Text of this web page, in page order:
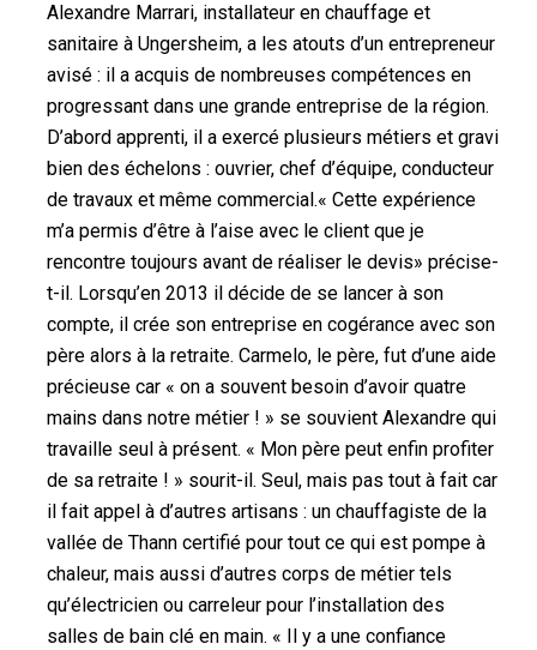
Alexandre Marrari, installateur en chauffage et
sanitaire à Ungersheim, a les atouts d’un entrepreneur
avisé : il a acquis de nombreuses compétences en
progressant dans une grande entreprise de la région.
D’abord apprenti, il a exercé plusieurs métiers et gravi
bien des échelons : ouvrier, chef d’équipe, conducteur
de travaux et même commercial.« Cette expérience
m’a permis d’être à l’aise avec le client que je
rencontre toujours avant de réaliser le devis» précise-
t-il. Lorsqu’en 2013 il décide de se lancer à son
compte, il crée son entreprise en cogérance avec son
père alors à la retraite. Carmelo, le père, fut d’une aide
précieuse car « on a souvent besoin d’avoir quatre
mains dans notre métier ! » se souvient Alexandre qui
travaille seul à présent. « Mon père peut enfin profiter
de sa retraite ! » sourit-il. Seul, mais pas tout à fait car
il fait appel à d’autres artisans : un chauffagiste de la
vallée de Thann certifié pour tout ce qui est pompe à
chaleur, mais aussi d’autres corps de métier tels
qu’électricien ou carreleur pour l’installation des
salles de bain clé en main. « Il y a une confiance